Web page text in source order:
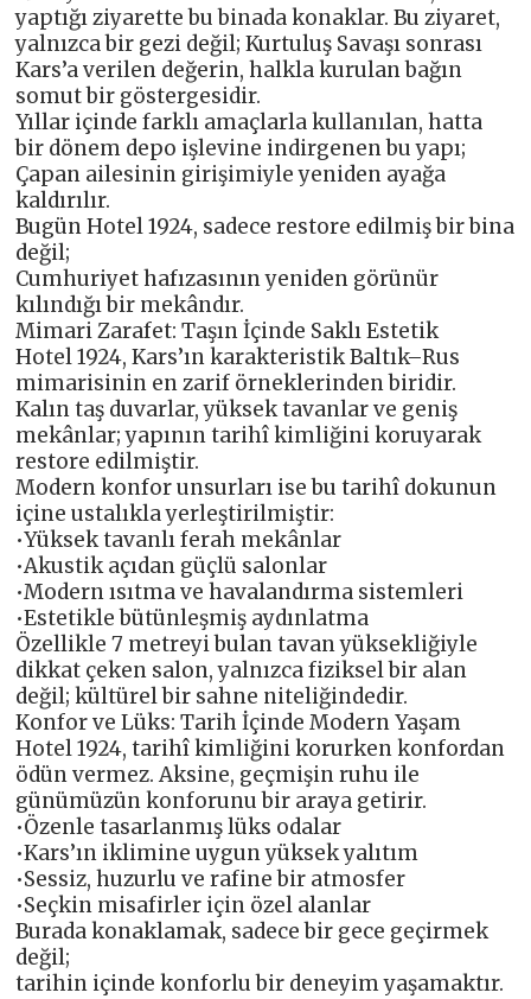
yaptığı ziyarette bu binada konaklar. Bu ziyaret,
yalnızca bir gezi değil; Kurtuluş Savaşı sonrası
Kars’a verilen değerin, halkla kurulan bağın
somut bir göstergesidir.
Yıllar içinde farklı amaçlarla kullanılan, hatta
bir dönem depo işlevine indirgenen bu yapı;
Çapan ailesinin girişimiyle yeniden ayağa
kaldırılır.
Bugün Hotel 1924, sadece restore edilmiş bir bina
değil;
Cumhuriyet hafızasının yeniden görünür
kılındığı bir mekândır.
Mimari Zarafet: Taşın İçinde Saklı Estetik
Hotel 1924, Kars’ın karakteristik Baltık–Rus
mimarisinin en zarif örneklerinden biridir.
Kalın taş duvarlar, yüksek tavanlar ve geniş
mekânlar; yapının tarihî kimliğini koruyarak
restore edilmiştir.
Modern konfor unsurları ise bu tarihî dokunun
içine ustalıkla yerleştirilmiştir:
•Yüksek tavanlı ferah mekânlar
•Akustik açıdan güçlü salonlar
•Modern ısıtma ve havalandırma sistemleri
•Estetikle bütünleşmiş aydınlatma
Özellikle 7 metreyi bulan tavan yüksekliğiyle
dikkat çeken salon, yalnızca fiziksel bir alan
değil; kültürel bir sahne niteliğindedir.
Konfor ve Lüks: Tarih İçinde Modern Yaşam
Hotel 1924, tarihî kimliğini korurken konfordan
ödün vermez. Aksine, geçmişin ruhu ile
günümüzün konforunu bir araya getirir.
•Özenle tasarlanmış lüks odalar
•Kars’ın iklimine uygun yüksek yalıtım
•Sessiz, huzurlu ve rafine bir atmosfer
•Seçkin misafirler için özel alanlar
Burada konaklamak, sadece bir gece geçirmek
değil;
tarihin içinde konforlu bir deneyim yaşamaktır.